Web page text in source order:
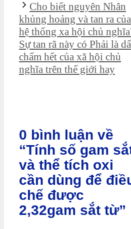
Cho biết nguyên Nhân
khủng hoảng và tan ra của
hệ thống xa hội chủ
Sự tan rã này có Phải là
chấm hết của xã hội chủ
nghĩa trên thế giới hay
0 bình luận về
“Tính số gam
và thể tích oxi
cần dùng để
chế được
2,32gam sắt từ”